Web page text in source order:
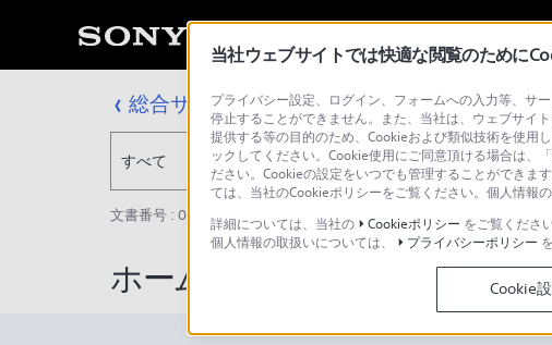
総合サポート・お問い合わせ
すべて
文書番号 : 00284536 / 最終更新日 : 2025/10/08
ホーム画面を変更する方法
当社ウェブサイトでは快適な閲覧のために
プライバシー設定、ログイン、フォームへの入力等、サ
停止することができません。また、当社は、ウェブサイ
提供する等の目的のため、Cookieおよび類似技術を使用
ックしてください。Cookie使用にご同意頂ける場合は、
ださい。Cookieの設定をいつでも管理することができま
ては、当社のCookieポリシーをご覧ください。個人情報
詳細については、当社の
Cookieポリシー をご覧ください
個人情報の取扱いについては、
プライバシーポリシー
Cookie